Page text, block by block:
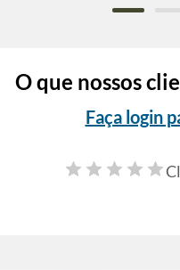
O que nossos
Faça login